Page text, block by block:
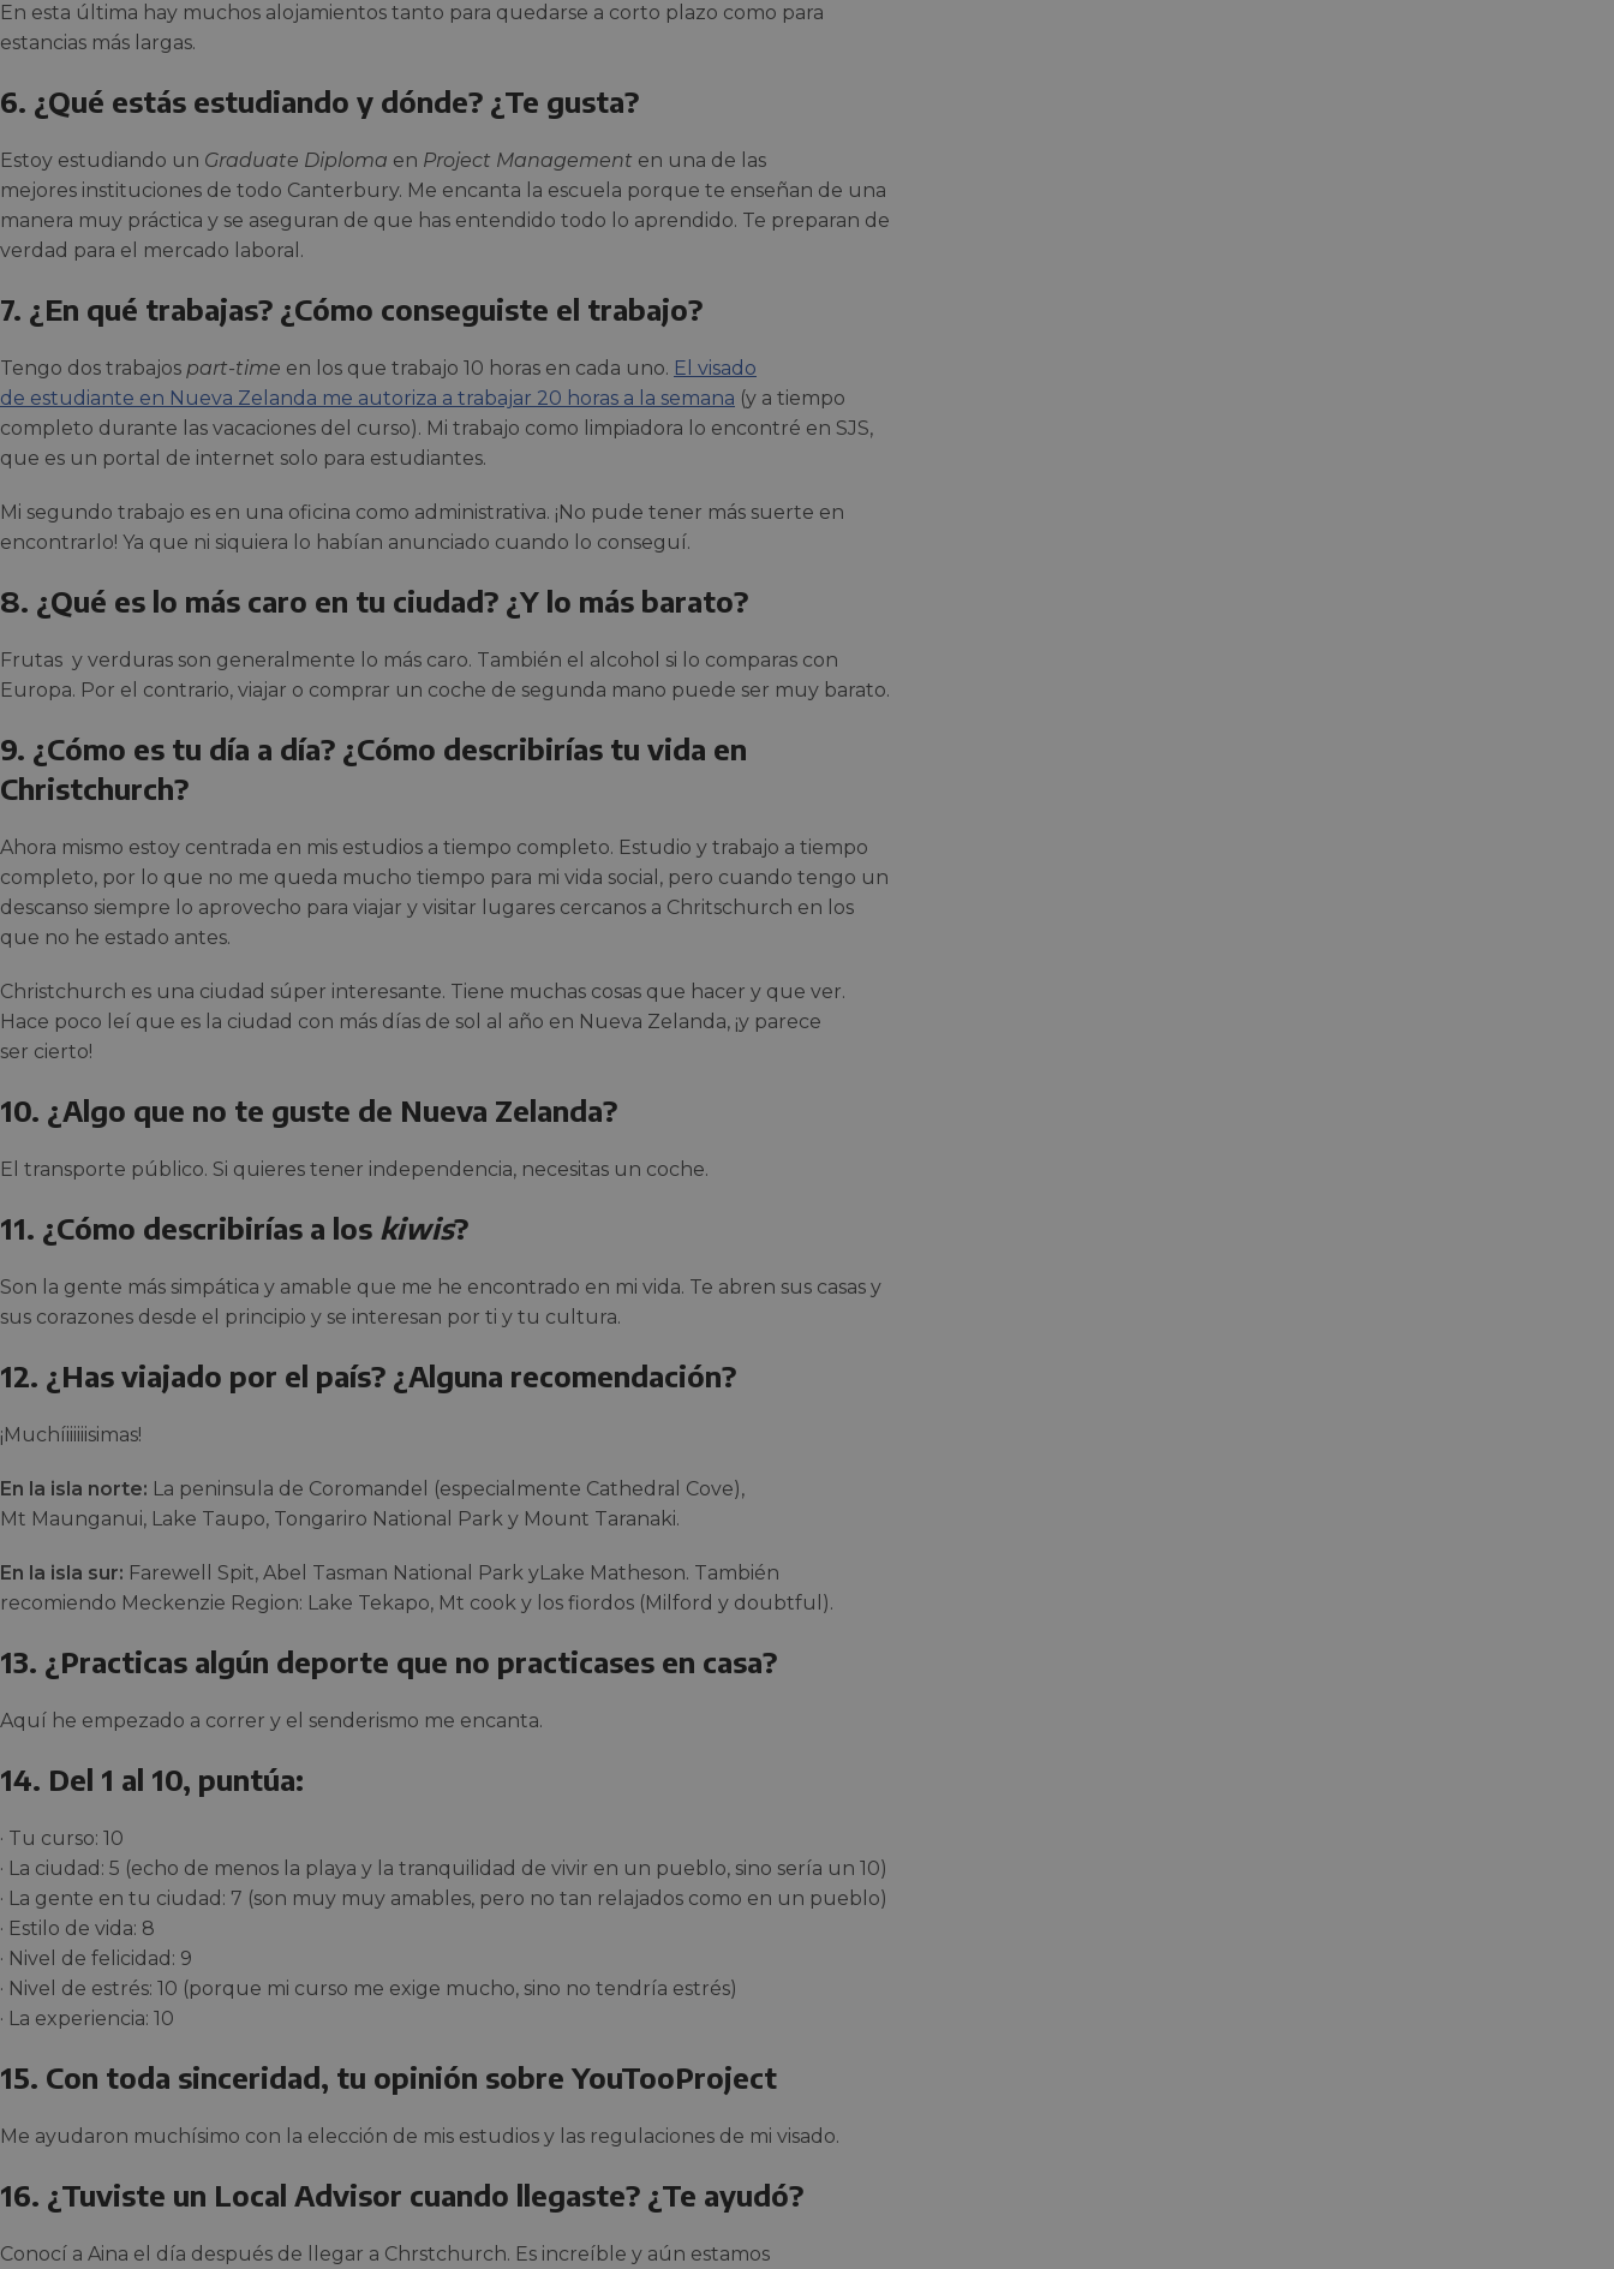
En esta última hay muchos alojamientos tanto para quedarse a corto plazo como para
estancias más largas.
6. ¿Qué estás estudiando y dónde? ¿Te gusta?
Estoy estudiando un Graduate Diploma en Project Management en una de las
mejores instituciones de todo Canterbury. Me encanta la escuela porque te enseñan de una
manera muy práctica y se aseguran de que has entendido todo lo aprendido. Te preparan de
verdad para el mercado laboral.
7. ¿En qué trabajas? ¿Cómo conseguiste el trabajo?
Tengo dos trabajos part-time en los que trabajo 10 horas en cada uno. El visado
de estudiante en Nueva Zelanda me autoriza a trabajar 20 horas a la semana (y a tiempo
completo durante las vacaciones del curso). Mi trabajo como limpiadora lo encontré en SJS,
que es un portal de internet solo para estudiantes.
Mi segundo trabajo es en una oficina como administrativa. ¡No pude tener más suerte en
encontrarlo! Ya que ni siquiera lo habían anunciado cuando lo conseguí.
8. ¿Qué es lo más caro en tu ciudad? ¿Y lo más barato?
Frutas y verduras son generalmente lo más caro. También el alcohol si lo comparas con
Europa. Por el contrario, viajar o comprar un coche de segunda mano puede ser muy barato.
9. ¿Cómo es tu día a día? ¿Cómo describirías tu vida en
Christchurch?
Ahora mismo estoy centrada en mis estudios a tiempo completo. Estudio y trabajo a tiempo
completo, por lo que no me queda mucho tiempo para mi vida social, pero cuando tengo un
descanso siempre lo aprovecho para viajar y visitar lugares cercanos a Chritschurch en los
que no he estado antes.
Christchurch es una ciudad súper interesante. Tiene muchas cosas que hacer y que ver.
Hace poco leí que es la ciudad con más días de sol al año en Nueva Zelanda, ¡y parece
ser cierto!
10. ¿Algo que no te guste de Nueva Zelanda?
El transporte público. Si quieres tener independencia, necesitas un coche.
11. ¿Cómo describirías a los kiwis?
Son la gente más simpática y amable que me he encontrado en mi vida. Te abren sus casas y
sus corazones desde el principio y se interesan por ti y tu cultura.
12. ¿Has viajado por el país? ¿Alguna recomendación?
¡Muchíiiiiiisimas!
En la isla norte: La peninsula de Coromandel (especialmente Cathedral Cove),
Mt Maunganui, Lake Taupo, Tongariro National Park y Mount Taranaki.
En la isla sur: Farewell Spit, Abel Tasman National Park yLake Matheson. También
recomiendo Meckenzie Region: Lake Tekapo, Mt cook y los fiordos (Milford y doubtful).
13. ¿Practicas algún deporte que no practicases en casa?
Aquí he empezado a correr y el senderismo me encanta.
14. Del 1 al 10, puntúa:
· Tu curso: 10
· La ciudad: 5 (echo de menos la playa y la tranquilidad de vivir en un pueblo, sino sería un 10)
· La gente en tu ciudad: 7 (son muy muy amables, pero no tan relajados como en un pueblo)
· Estilo de vida: 8
· Nivel de felicidad: 9
· Nivel de estrés: 10 (porque mi curso me exige mucho, sino no tendría estrés)
· La experiencia: 10
15. Con toda sinceridad, tu opinión sobre YouTooProject
Me ayudaron muchísimo con la elección de mis estudios y las regulaciones de mi visado.
16. ¿Tuviste un Local Advisor cuando llegaste? ¿Te ayudó?
Conocí a Aina el día después de llegar a Chrstchurch. Es increíble y aún estamos